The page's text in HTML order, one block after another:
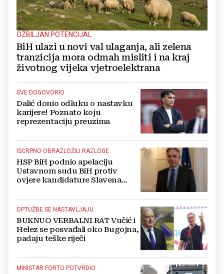
OZBILJAN POTENCIJAL
BiH ulazi u novi val ulaganja, ali zelena
tranzicija mora odmah misliti i na kraj
životnog vijeka vjetroelektrana
SVE DOGOVORIO
Dalić donio odluku o nastavku
karijere! Poznato koju
reprezentaciju preuzima
ISCRPNO OBRAZLOŽILI RAZLOGE
HSP BiH podnio apelaciju
Ustavnom sudu BiH protiv
ovjere kandidature Slavena
OPTUŽBE SE NASTAVLJAJU
BUKNUO VERBALNI RAT Vučić i
Helez se posvađali oko Bugojna,
padaju teške riječi
MINISTAR FORTO POTVRDIO